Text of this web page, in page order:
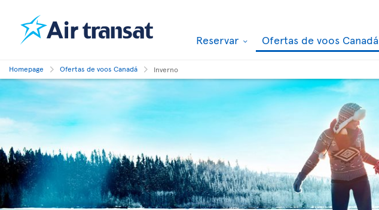
Reservar Ofertas de voos Canadá
Homepage Ofertas de voos Canadá Inverno